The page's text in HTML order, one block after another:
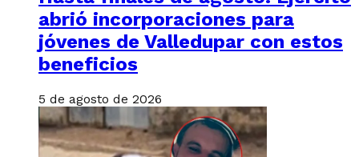
abrió incorporaciones para
jóvenes de Valledupar con estos
beneficios
5 de agosto de 2026